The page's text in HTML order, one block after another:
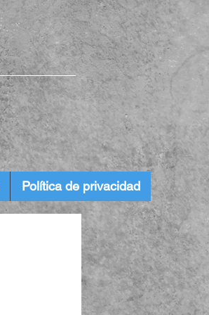
Política de privacidad